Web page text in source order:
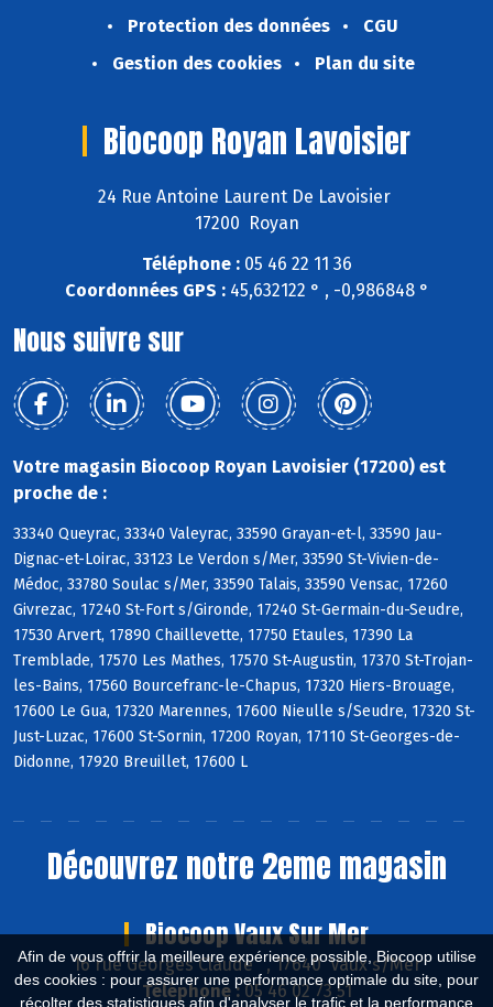
Afin de vous offrir la meilleure expérience possible, Biocoop utilise
des cookies : pour assurer une performance optimale du site, pour
récolter des statistiques afin d'analyser le trafic et la performance
Protection des données
CGU
Gestion des cookies
Plan du site
Biocoop Royan Lavoisier
24 Rue Antoine Laurent De Lavoisier
17200 Royan
Téléphone :05 46 22 11 36
Coordonnées GPS :45,632122 ° , -0,986848 °
Nous suivre sur
Votre magasin Biocoop Royan Lavoisier (17200) est
proche de :
33340 Queyrac, 33340 Valeyrac, 33590 Grayan-et-l, 33590 Jau-
Dignac-et-Loirac, 33123 Le Verdon s/Mer, 33590 St-Vivien-de-
Médoc, 33780 Soulac s/Mer, 33590 Talais, 33590 Vensac, 17260
Givrezac, 17240 St-Fort s/Gironde, 17240 St-Germain-du-Seudre,
17530 Arvert, 17890 Chaillevette, 17750 Etaules, 17390 La
Tremblade, 17570 Les Mathes, 17570 St-Augustin, 17370 St-Trojan-
les-Bains, 17560 Bourcefranc-le-Chapus, 17320 Hiers-Brouage,
17600 Le Gua, 17320 Marennes, 17600 Nieulle s/Seudre, 17320 St-
Just-Luzac, 17600 St-Sornin, 17200 Royan, 17110 St-Georges-de-
Didonne, 17920 Breuillet, 17600 L
Découvrez notre 2eme magasin
Biocoop Vaux Sur Mer
16 rue Georges Claude , 17640 Vaux s/Mer
Téléphone :05 46 02 73 51